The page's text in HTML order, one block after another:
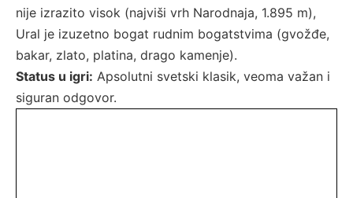
nije izrazito visok (najviši vrh Narodnaja, 1.895 m),
Ural je izuzetno bogat rudnim bogatstvima (gvožđe,
bakar, zlato, platina, drago kamenje).
Status u igri: Apsolutni svetski klasik, veoma važan i
siguran odgovor.